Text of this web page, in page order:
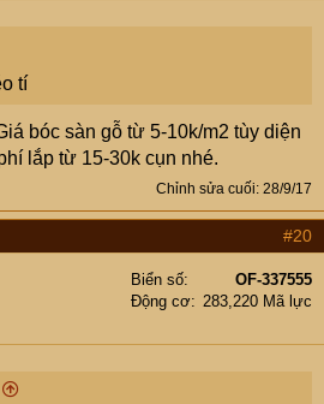
tí
bóc sàn gỗ từ 5-10k/m2 tùy diện
lắp từ 15-30k cụn nhé.
Chỉnh sửa cuối: 28/9/17
#20
Biển số
OF-337555
Động cơ
283,220 Mã lực